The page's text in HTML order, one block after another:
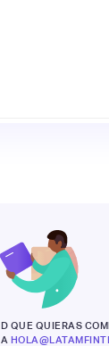
QUE QUIERAS